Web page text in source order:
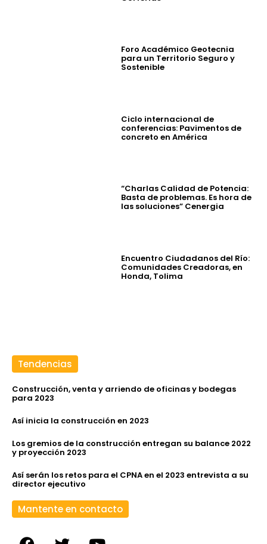
Foro Académico Geotecnia
para un Territorio Seguro y
Sostenible
Ciclo internacional de
conferencias: Pavimentos de
concreto en América
“Charlas Calidad de Potencia:
Basta de problemas. Es hora de
las soluciones” Cenergia
Encuentro Ciudadanos del Río:
Comunidades Creadoras, en
Honda, Tolima
Tendencias
Construcción, venta y arriendo de oficinas y bodegas
para 2023
Así inicia la construcción en 2023
Los gremios de la construcción entregan su balance 2022
y proyección 2023
Así serán los retos para el CPNA en el 2023 entrevista a su
director ejecutivo
Mantente en contacto